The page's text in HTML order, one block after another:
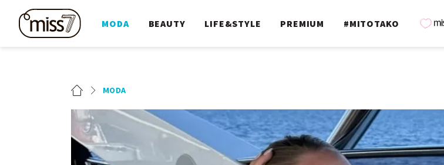
MODA BEAUTY LIFE&STYLE PREMIUM #MITOTAKO
MODA